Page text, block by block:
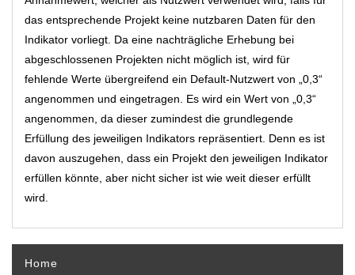
das entsprechende Projekt keine nutzbaren Daten für den
Indikator vorliegt. Da eine nachträgliche Erhebung bei
abgeschlossenen Projekten nicht möglich ist, wird für
fehlende Werte übergreifend ein Default-Nutzwert von „0,3“
angenommen und eingetragen. Es wird ein Wert von „0,3“
angenommen, da dieser zumindest die grundlegende
Erfüllung des jeweiligen Indikators repräsentiert. Denn es ist
davon auszugehen, dass ein Projekt den jeweiligen Indikator
erfüllen könnte, aber nicht sicher ist wie weit dieser erfüllt
wird.
Home